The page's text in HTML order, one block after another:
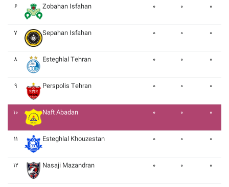
۶ Zobahan Isfahan ۰ ۰ ۰
۷ Sepahan Isfahan ۰ ۰ ۰
۸ Esteghlal Tehran ۰ ۰ ۰
۹ Perspolis Tehran ۰ ۰ ۰
۱۰ Naft Abadan ۰ ۰ ۰
۱۱ Esteghlal Khouzestan ۰ ۰ ۰
۱۲ Nasaji Mazandran ۰ ۰ ۰